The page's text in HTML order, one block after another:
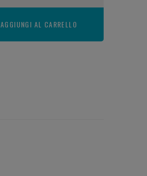
AGGIUNGI AL CARRELLO